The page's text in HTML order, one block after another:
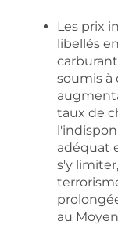
Les prix
libellés
soumis à
taux de
adéquat
s'y
au